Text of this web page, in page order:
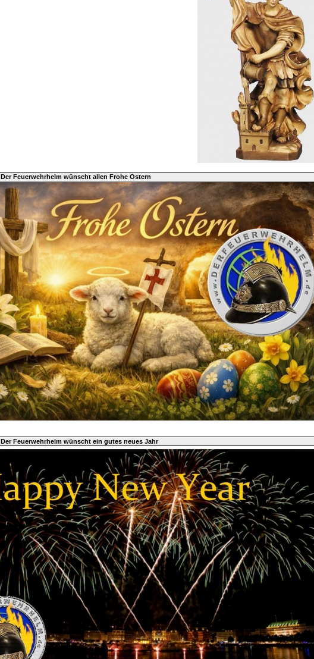
Der Feuerwehrhelm wünscht allen Frohe Ostern
Der Feuerwehrhelm wünscht ein gutes neues Jahr